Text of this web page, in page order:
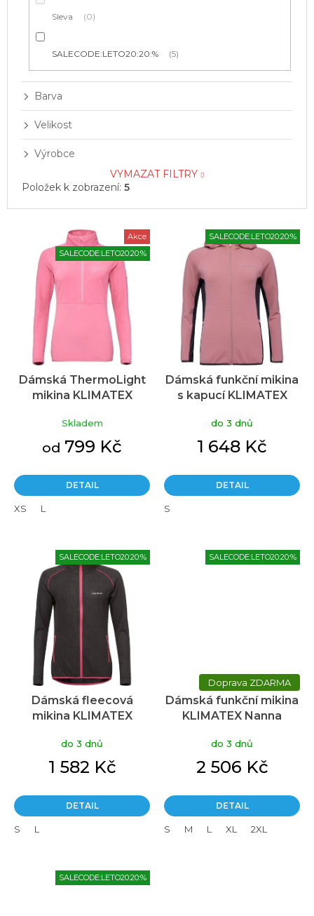
Sleva 0
SALECODE:LETO20:20:% 5
Barva
Velikost
Výrobce
VYMAZAT FILTRY
Položek k zobrazení: 5
Akce
SALECODE:LETO20:20:%
Dámská ThermoLight
mikina KLIMATEX
Skladem
od 799 Kč
DETAIL
XS L
SALECODE:LETO20:20:%
Dámská funkční mikina
s kapucí KLIMATEX
do 3 dnů
1 648 Kč
DETAIL
S
SALECODE:LETO20:20:%
Dámská fleecová
mikina KLIMATEX
do 3 dnů
1 582 Kč
DETAIL
S L
SALECODE:LETO20:20:%
ZDARMA
Dámská funkční mikina
KLIMATEX Nanna
do 3 dnů
2 506 Kč
DETAIL
S M L XL 2XL
SALECODE:LETO20:20:%